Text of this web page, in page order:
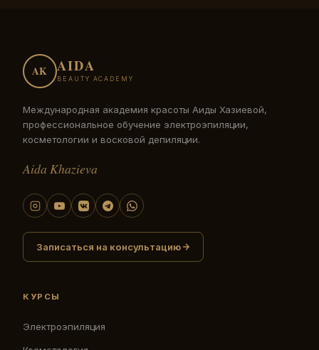
AK AIDA
BEAUTY ACADEMY
Международная академия красоты Аиды Хазиевой,
профессиональное обучение электроэпиляции,
косметологии и восковой депиляции.
Aida Khazieva
Записаться на консультацию
КУРСЫ
Электроэпиляция